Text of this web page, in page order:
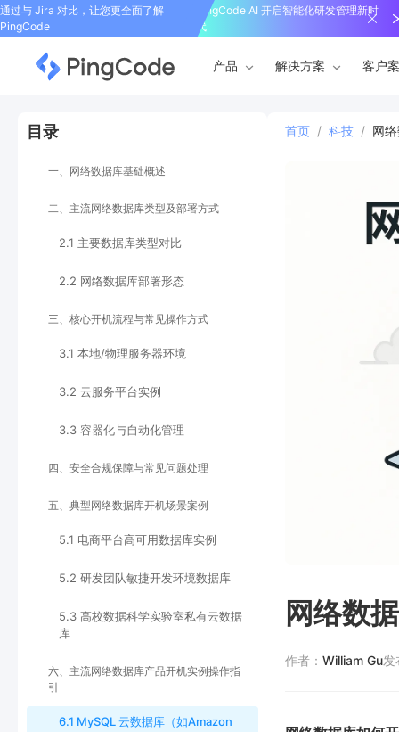
通过与 Jira 对比，让您更全面了解
PingCode
PingCode AI 开启智能化研发管理新时
代
产品 解决方案 客户
目录
一、网络数据库基础概述
二、主流网络数据库类型及部署方式
2.1 主要数据库类型对比
2.2 网络数据库部署形态
三、核心开机流程与常见操作方式
3.1 本地/物理服务器环境
3.2 云服务平台实例
3.3 容器化与自动化管理
四、安全合规保障与常见问题处理
五、典型网络数据库开机场景案例
5.1 电商平台高可用数据库实例
5.2 研发团队敏捷开发环境数据库
5.3 高校数据科学实验室私有云数据
库
六、主流网络数据库产品开机实例操作指
引
6.1 MySQL 云数据库（如Amazon
首页 / 科技 / 网
网络数
作者： William Gu发